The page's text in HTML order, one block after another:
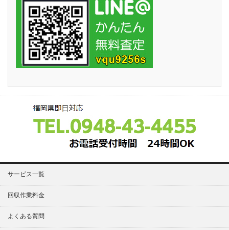
サービス一覧
回収作業料金
よくある質問